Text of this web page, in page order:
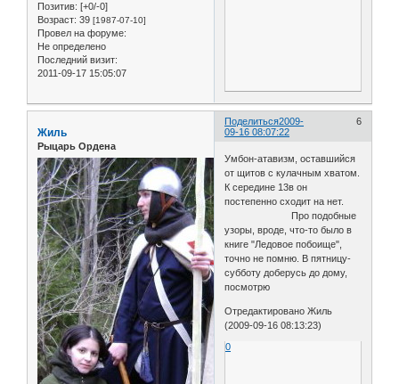
Позитив: [+0/-0]
Возраст: 39 [1987-07-10]
Провел на форуме:
Не определено
Последний визит:
2011-09-17 15:05:07
Поделиться 6
2009-
09-16 08:07:22
Жиль
Рыцарь Ордена
Умбон-атавизм, оставшийся
от щитов с кулачным хватом.
К середине 13в он
постепенно сходит на нет.
Про подобные
узоры, вроде, что-то было в
книге "Ледовое побоище",
точно не помню. В пятницу-
субботу доберусь до дому,
посмотрю
Отредактировано Жиль
(2009-09-16 08:13:23)
0